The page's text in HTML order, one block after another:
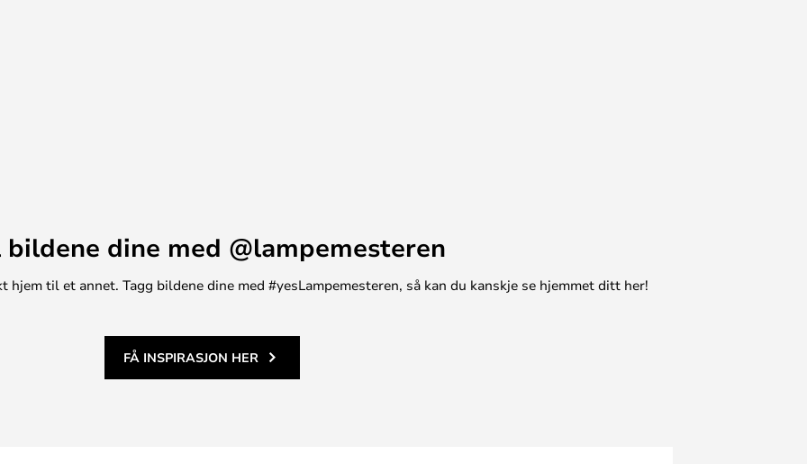
Den leveres ikke bare som
overflater.
om å skape et
bildene dine med @lampemesteren
til et annet. Tagg bildene dine med #yesLampemesteren, så kan du kanskje se hjemmet ditt her!
FÅ INSPIRASJON HER